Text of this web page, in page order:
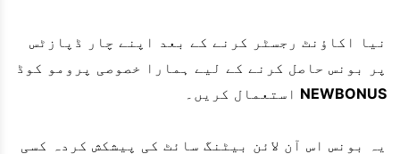
نیا اکاؤنٹ رجسٹر کرنے کے بعد اپنے چار ڈپازٹس
پر بونس حاصل کرنے کے لیے ہمارا خصوصی پرومو کوڈ
NEWBONUS استعمال کریں۔
یہ بونس اس آن لائن بیٹنگ سائٹ کی پیشکش کردہ کسی